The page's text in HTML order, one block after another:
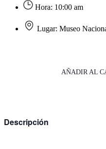
Hora: 10:00 am
Lugar: Museo
AÑADIR AL
Descripción